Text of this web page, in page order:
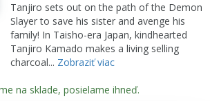
Tanjiro sets out on the path of the Demon
Slayer to save his sister and avenge his
family! In Taisho-era Japan, kindhearted
Tanjiro Kamado makes a living selling
charcoal... Zobraziť viac
na sklade, posielame ihneď.